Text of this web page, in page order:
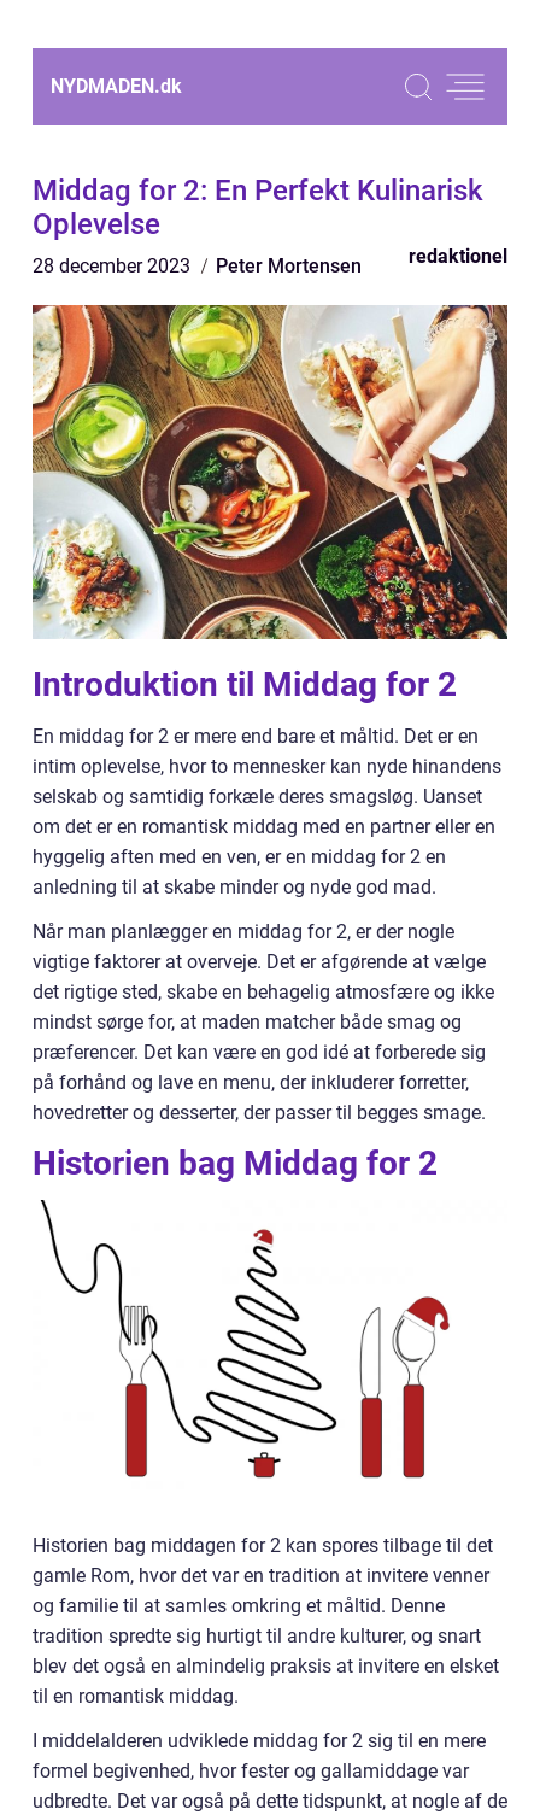
NYDMADEN.dk
Middag for 2: En Perfekt Kulinarisk
Oplevelse
28 december 2023 Peter Mortensen redaktionel
Introduktion til Middag for 2
En middag for 2 er mere end bare et måltid. Det er en
intim oplevelse, hvor to mennesker kan nyde hinandens
selskab og samtidig forkæle deres smagsløg. Uanset
om det er en romantisk middag med en partner eller en
hyggelig aften med en ven, er en middag for 2 en
anledning til at skabe minder og nyde god mad.
Når man planlægger en middag for 2, er der nogle
vigtige faktorer at overveje. Det er afgørende at vælge
det rigtige sted, skabe en behagelig atmosfære og ikke
mindst sørge for, at maden matcher både smag og
præferencer. Det kan være en god idé at forberede sig
på forhånd og lave en menu, der inkluderer forretter,
hovedretter og desserter, der passer til begges smage.
Historien bag Middag for 2
Historien bag middagen for 2 kan spores tilbage til det
gamle Rom, hvor det var en tradition at invitere venner
og familie til at samles omkring et måltid. Denne
tradition spredte sig hurtigt til andre kulturer, og snart
blev det også en almindelig praksis at invitere en elsket
til en romantisk middag.
I middelalderen udviklede middag for 2 sig til en mere
formel begivenhed, hvor fester og gallamiddage var
udbredte. Det var også på dette tidspunkt, at nogle af de